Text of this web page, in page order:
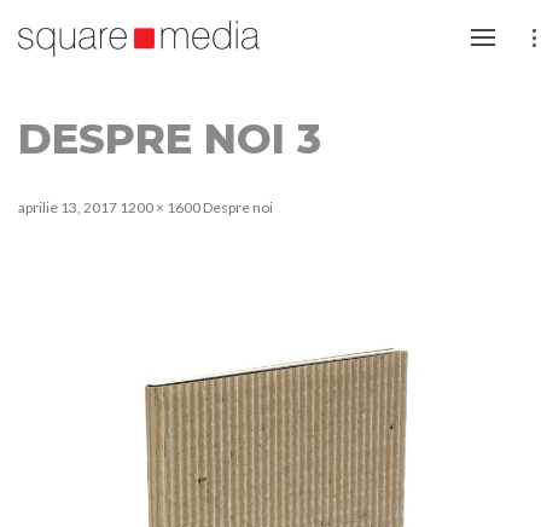
DESPRE NOI 3
aprilie 13, 2017 1200 × 1600 Despre noi